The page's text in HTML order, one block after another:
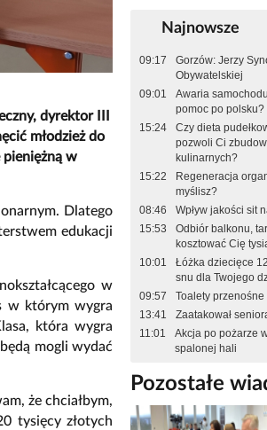
dyrektor III
młodzież do
pieniężną w
Dlatego
edukacji
w
w którym wygra
która wygra
mogli wydać
że chciałbym,
tysięcy złotych
Najnowsze
09:17
Gorzów: Jerzy
Obywatelskiej
09:01
Awaria
pomoc po polsku?
15:24
Czy dieta
pozwoli Ci
kulinarnych?
15:22
Regeneracja
myślisz?
08:46
Wpływ jakości sit
15:53
Odbiór balkonu,
kosztować Cię
10:01
Łóżka dziecięce
snu dla Twojego
09:57
Toalety
13:41
Zaatakował
11:01
Akcja po pożarze
spalonej hali
Pozostałe